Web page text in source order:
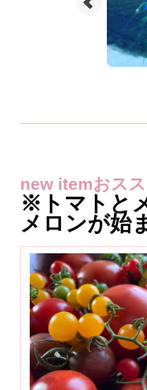
new itemおス
※トマトと
メロンが始